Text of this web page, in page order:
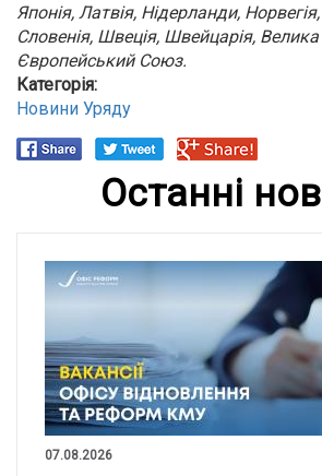
Японія, Латвія, Нідерланди,
Словенія, Швеція, Швейцарія,
Європейський Союз.
Категорія:
Новини Уряду
Останні
07.08.2026